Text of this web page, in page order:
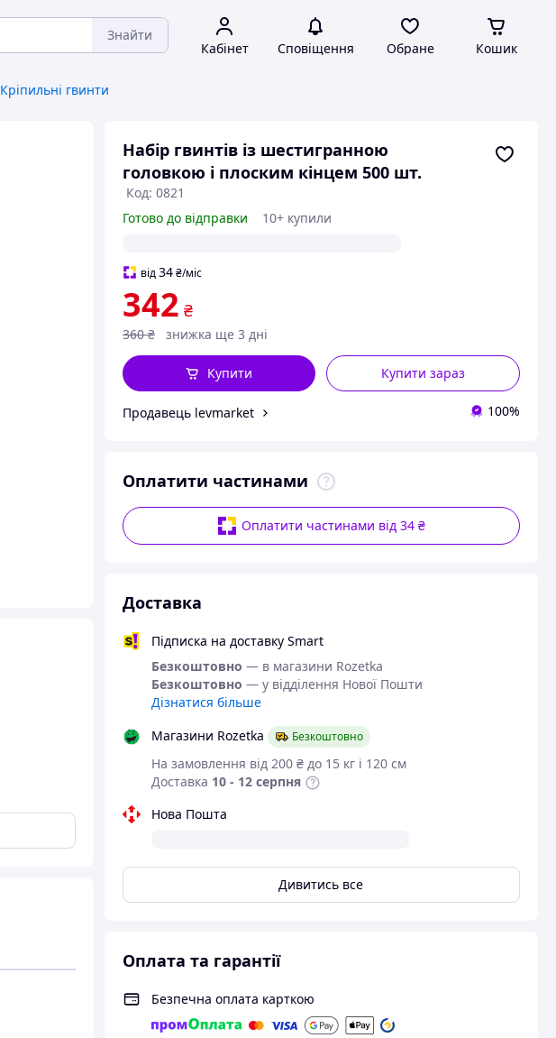
Знайти
Кабінет Сповіщення Обране Кошик
Кріпильні гвинти
Набір гвинтів із шестигранною
головкою і плоским кінцем 500 шт.
Код: 0821
Готово до відправки
10+ купили
від34 ₴/міс
342 ₴
360 ₴ знижка ще 3 дні
Купити зараз
Купити
Продавець levmarket 100%
Оплатити частинами
Оплатити частинами від 34 ₴
Доставка
Підписка на доставку Smart
Безкоштовно — в магазини Rozetka
Безкоштовно — у відділення Нової Пошти
Дізнатися більше
Магазини Rozetka
Безкоштовно
На замовлення від 200 ₴ до 15 кг і 120 см
Доставка 10 - 12 серпня
Нова Пошта
Дивитись все
Оплата та гарантії
Безпечна оплата карткою